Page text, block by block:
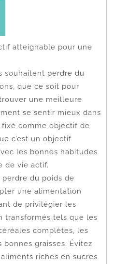
atteignable pour une
souhaitent perdre du
que ce soit pour
une meilleure
se sentir mieux dans
fixé comme objectif de
c’est un objectif
les bonnes habitudes
de vie actif.
du poids de
une alimentation
de privilégier les
transformés tels que les
complètes, les
graisses. Évitez
riches en sucres